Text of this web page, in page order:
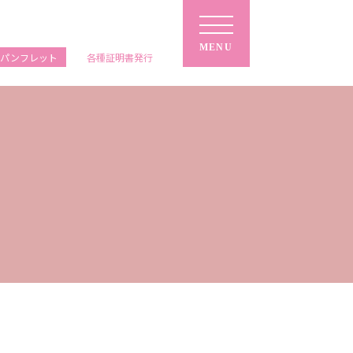
ンフレット 各種証明書発行
MENU